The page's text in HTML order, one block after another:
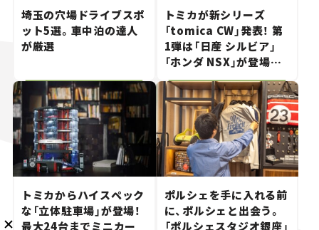
埼玉の穴場ドライブスポ
ット5選。車中泊の達人
が厳選
トミカが新シリーズ
「tomica CW」発表！ 第
1弾は「日産 シルビア」
「ホンダ NSX」が登場。
世界が注目す
る“JDM"に焦点【クルマ
とホビー】
トミカからハイスペック
な「立体駐車場」が登場！
最大24台までミニカー
ポルシェを手に入れる前
に、ポルシェと出会う。
「ポルシェスタジオ銀座」
メルマガ登録
FAQ
follow us